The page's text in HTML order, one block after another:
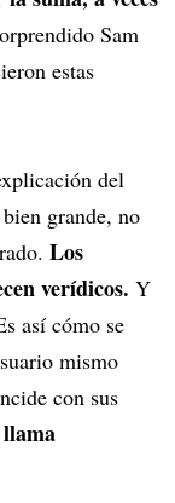
Sam
estas
del
grande, no
Los
verídicos. Y
así cómo se
mismo
con sus
llama